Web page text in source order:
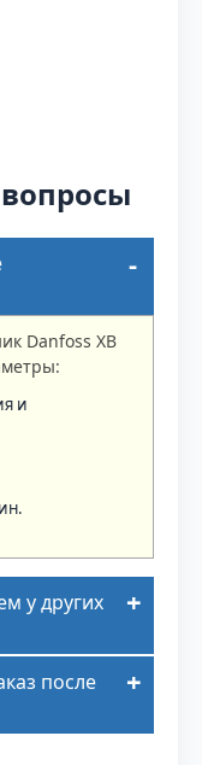
Danfoss XB
и
у других
после